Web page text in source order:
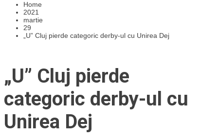
Home
2021
martie
29
„U” Cluj pierde categoric derby-ul cu Unirea Dej
„U” Cluj pierde
categoric derby-ul cu
Unirea Dej